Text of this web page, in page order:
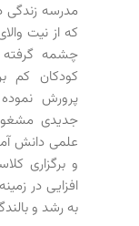
مدرسه زندگی
که از نیت
چشمه
کودکان کم
پرورش
جدیدی
علمی دانش
و برگزاری
افزایی در
به رشد و